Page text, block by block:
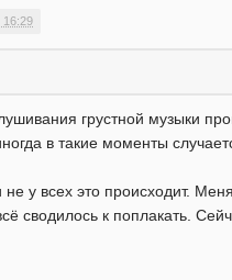
16:29
грустной музыки
в такие моменты
у всех это происходит.
сводилось к поплакать.